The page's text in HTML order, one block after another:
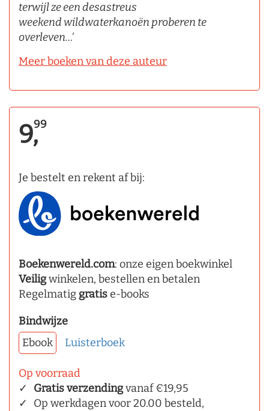
terwijl ze een desastreus
weekend wildwaterkanoën proberen te
overleven…’
Meer boeken van deze auteur
9,99
Je bestelt en rekent af bij:
Boekenwereld.com: onze eigen boekwinkel
Veiligwinkelen, bestellen en betalen
Regelmatig gratise-books
Bindwijze
Ebook
Luisterboek
Op voorraad
Gratis verzendingvanaf €19,95
Op werkdagen voor 20.00 besteld,